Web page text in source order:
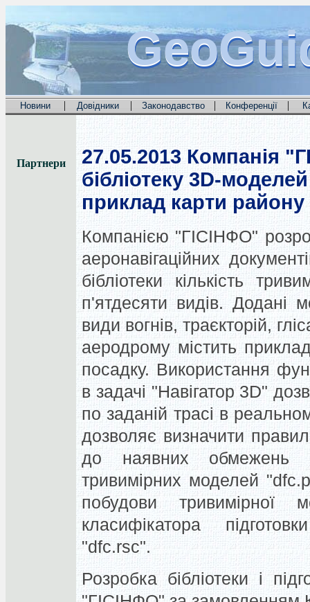
Новини | Довідники | Законодавство | Конференції |
Партнери 27.05.2013 Компанія
бібліотеку 3D-
приклад карти
Компанією "ГІСІНФО"
аеронавігаційних
бібліотеки кількість
п'ятдесяти видів. Додані
види вогнів, траєкторій,
аеродрому містить
посадку. Використання
в задачі "Навігатор 3D"
по заданій трасі в
дозволяє визначити
до наявних обмежень
тривимірних моделей
побудови
класифікатора
"dfc.rsc".
Розробка бібліотеки і